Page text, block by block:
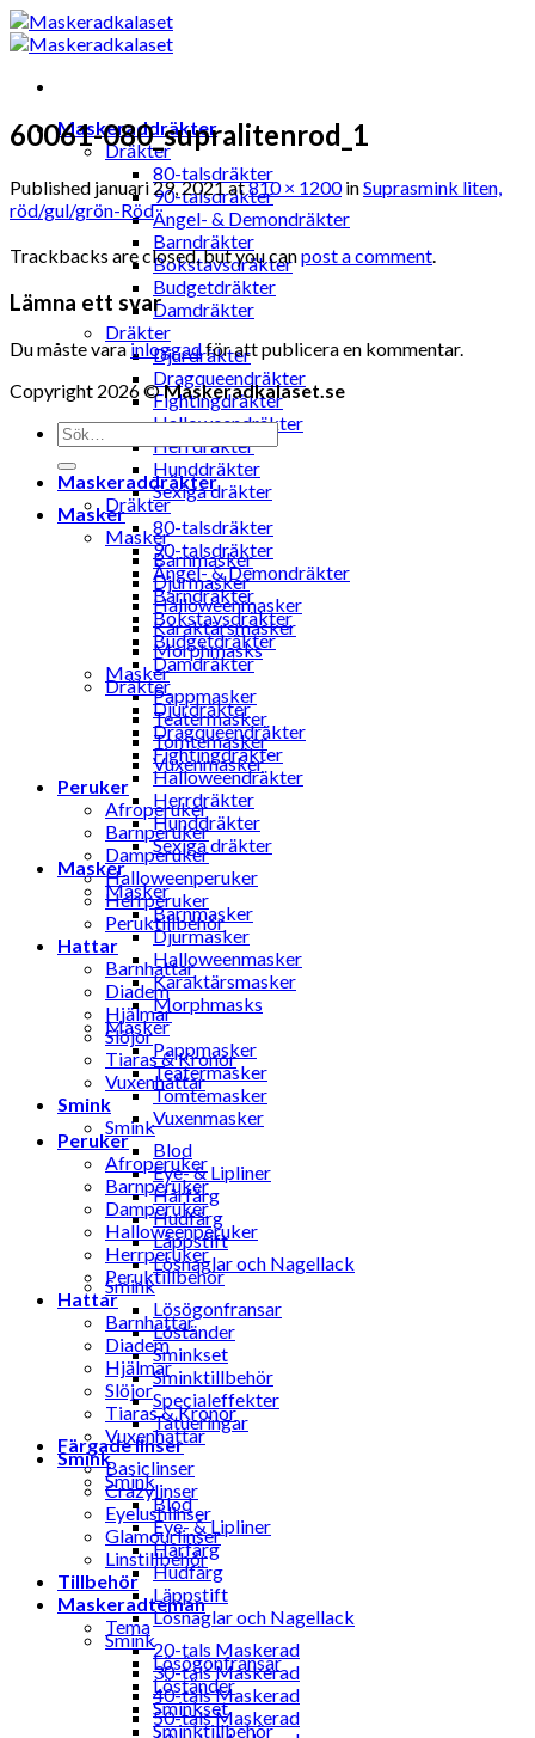
Skip
to
Maskeraddräkter
Dräkter
80-talsdräkter
90-talsdräkter
Ängel- & Demondräkter
Barndräkter
Bokstavsdräkter
Budgetdräkter
Damdräkter
Dräkter
Djurdräkter
Dragqueendräkter
Fightingdräkter
Halloweendräkter
Herrdräkter
Hunddräkter
Sexiga dräkter
Masker
Masker
Barnmasker
Djurmasker
Halloweenmasker
Karaktärsmasker
Morphmasks
Masker
Pappmasker
Teatermasker
Tomtemasker
Vuxenmasker
Peruker
Afroperuker
Barnperuker
Damperuker
Halloweenperuker
Herrperuker
Peruktillbehör
Hattar
Barnhattar
Diadem
Hjälmar
Slöjor
Tiaras & Kronor
Vuxenhattar
Smink
Smink
Blod
Eye- & Lipliner
Hårfärg
Hudfärg
Läppstift
Lösnaglar och Nagellack
Smink
Lösögonfransar
Löständer
Sminkset
Sminktillbehör
Specialeffekter
Tatueringar
Färgade linser
Basiclinser
Crazylinser
Eyelushlinser
Glamourlinser
Linstillbehör
Tillbehör
Maskeradteman
Tema
20-tals Maskerad
30-tals Maskerad
40-tals Maskerad
50-tals Maskerad
60061-080_supralitenrod_1
Published januari 29, 2021at810 × 1200inSuprasmink liten,
röd/gul/grön-Röd
Trackbacks are closed, but you canpost a comment.
Lämna ett svar
Du måste varainloggadför att publicera en kommentar.
Copyright 2026 ©Maskeradkalaset.se
Sök
efter:
Maskeraddräkter
Dräkter
80-talsdräkter
90-talsdräkter
Ängel- & Demondräkter
Barndräkter
Bokstavsdräkter
Budgetdräkter
Damdräkter
Dräkter
Djurdräkter
Dragqueendräkter
Fightingdräkter
Halloweendräkter
Herrdräkter
Hunddräkter
Sexiga dräkter
Masker
Masker
Barnmasker
Djurmasker
Halloweenmasker
Karaktärsmasker
Morphmasks
Masker
Pappmasker
Teatermasker
Tomtemasker
Vuxenmasker
Peruker
Afroperuker
Barnperuker
Damperuker
Halloweenperuker
Herrperuker
Peruktillbehör
Hattar
Barnhattar
Diadem
Hjälmar
Slöjor
Tiaras & Kronor
Vuxenhattar
Smink
Smink
Blod
Eye- & Lipliner
Hårfärg
Hudfärg
Läppstift
Lösnaglar och Nagellack
Smink
Lösögonfransar
Löständer
Sminkset
Sminktillbehör